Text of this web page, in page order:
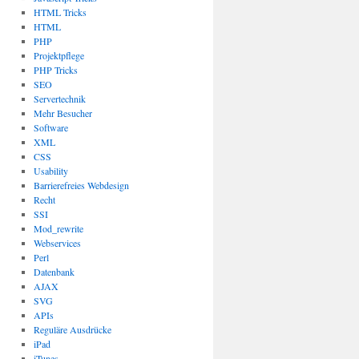
HTML Tricks
HTML
PHP
Projektpflege
PHP Tricks
SEO
Servertechnik
Mehr Besucher
Software
XML
CSS
Usability
Barrierefreies Webdesign
Recht
SSI
Mod_rewrite
Webservices
Perl
Datenbank
AJAX
SVG
APIs
Reguläre Ausdrücke
iPad